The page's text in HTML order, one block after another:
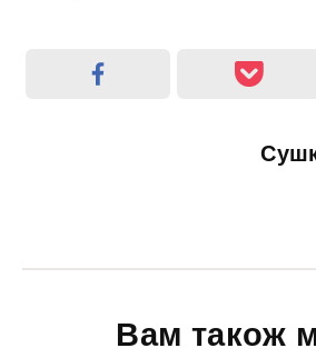
Вам також